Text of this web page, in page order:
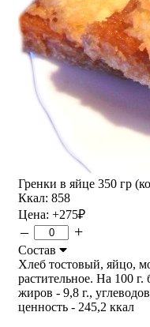
Гренки в яйце 350 гр
Ккал: 858
Цена: +275₽
– +
Состав
Хлеб тостовый, яйцо,
растительное. На 100
жиров - 9,8 г.,
ценность - 245,2 ккал